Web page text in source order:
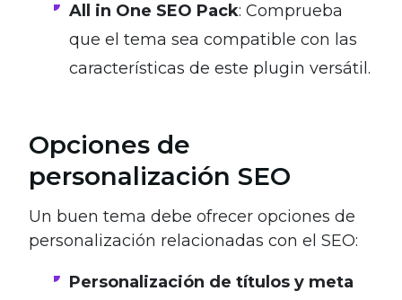
All in One SEO Pack: Comprueba
que el tema sea compatible con las
características de este plugin versátil.
Opciones de
personalización SEO
Un buen tema debe ofrecer opciones de
personalización relacionadas con el SEO:
Personalización de títulos y meta